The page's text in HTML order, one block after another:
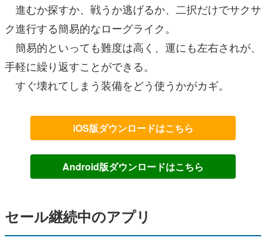
進むか探すか、戦うか逃げるか、二択だけでサクサ
ク進行する簡易的なローグライク。
簡易的といっても難度は高く、運にも左右されが、
手軽に繰り返すことができる。
すぐ壊れてしまう装備をどう使うかがカギ。
iOS版ダウンロードはこちら
Android版ダウンロードはこちら
セール継続中のアプリ